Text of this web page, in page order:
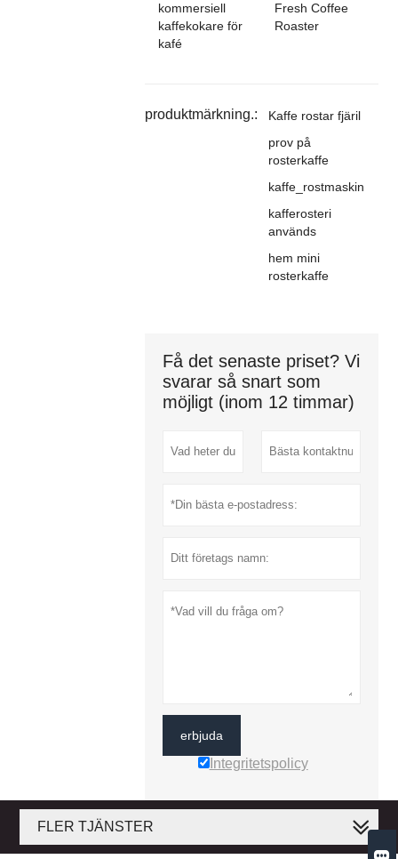
kommersiell
kaffekokare för
kafé
Fresh Coffee
Roaster
produktmärkning.:
Kaffe rostar fjäril
prov på
rosterkaffe
kaffe_rostmaskin
kafferosteri
används
hem mini
rosterkaffe
Få det senaste priset? Vi
svarar så snart som
möjligt (inom 12 timmar)
erbjuda
Integritetspolicy
FLER TJÄNSTER